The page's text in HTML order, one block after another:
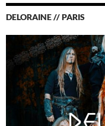
DELORAINE // PARIS